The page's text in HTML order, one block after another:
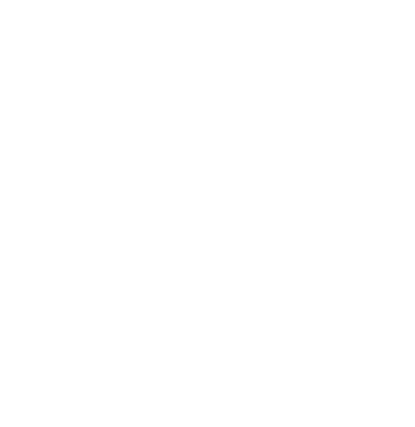
su debut en la Cantalejo Province Cup
ligas
Premier